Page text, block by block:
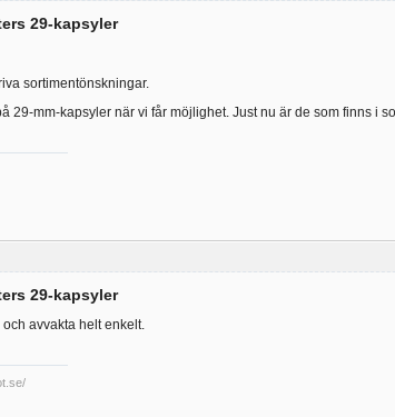
29-kapsyler
sortimentönskningar.
29-mm-kapsyler när vi får möjlighet. Just nu är de som finns i
29-kapsyler
avvakta helt enkelt.